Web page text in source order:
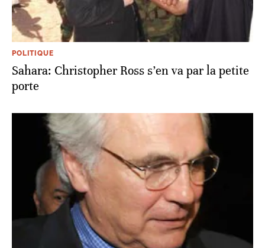
POLITIQUE
Sahara: Christopher Ross s’en va par la petite
porte